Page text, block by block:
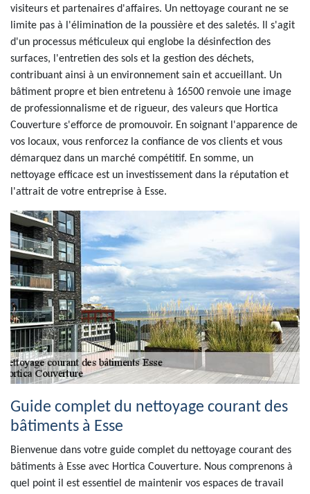
visiteurs et partenaires d'affaires. Un nettoyage courant ne se
limite pas à l'élimination de la poussière et des saletés. Il s'agit
d'un processus méticuleux qui englobe la désinfection des
surfaces, l'entretien des sols et la gestion des déchets,
contribuant ainsi à un environnement sain et accueillant. Un
bâtiment propre et bien entretenu à 16500 renvoie une image
de professionnalisme et de rigueur, des valeurs que Hortica
Couverture s'efforce de promouvoir. En soignant l'apparence de
vos locaux, vous renforcez la confiance de vos clients et vous
démarquez dans un marché compétitif. En somme, un
nettoyage efficace est un investissement dans la réputation et
l'attrait de votre entreprise à Esse.
Guide complet du nettoyage courant des
bâtiments à Esse
Bienvenue dans votre guide complet du nettoyage courant des
bâtiments à Esse avec Hortica Couverture. Nous comprenons à
quel point il est essentiel de maintenir vos espaces de travail